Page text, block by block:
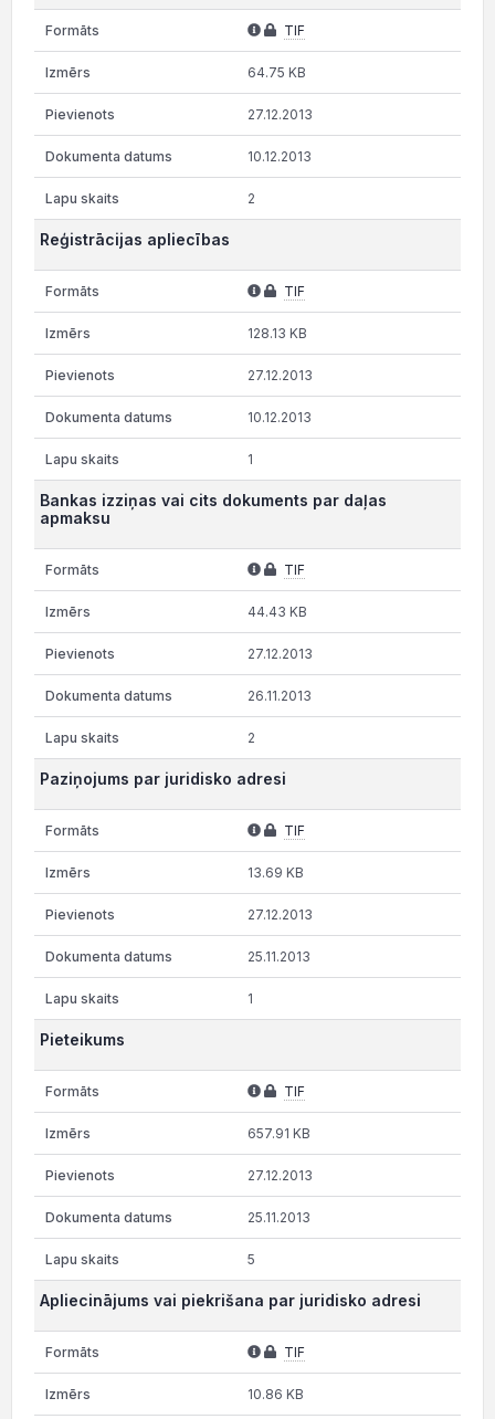
TIF
64.75 KB
27.12.2013
10.12.2013
2
Reģistrācijas apliecības
TIF
128.13 KB
27.12.2013
10.12.2013
1
Bankas izziņas vai cits dokuments par daļas
apmaksu
TIF
44.43 KB
27.12.2013
26.11.2013
2
Paziņojums par juridisko adresi
TIF
13.69 KB
27.12.2013
25.11.2013
1
Pieteikums
TIF
657.91 KB
27.12.2013
25.11.2013
5
Apliecinājums vai piekrišana par juridisko adresi
TIF
10.86 KB